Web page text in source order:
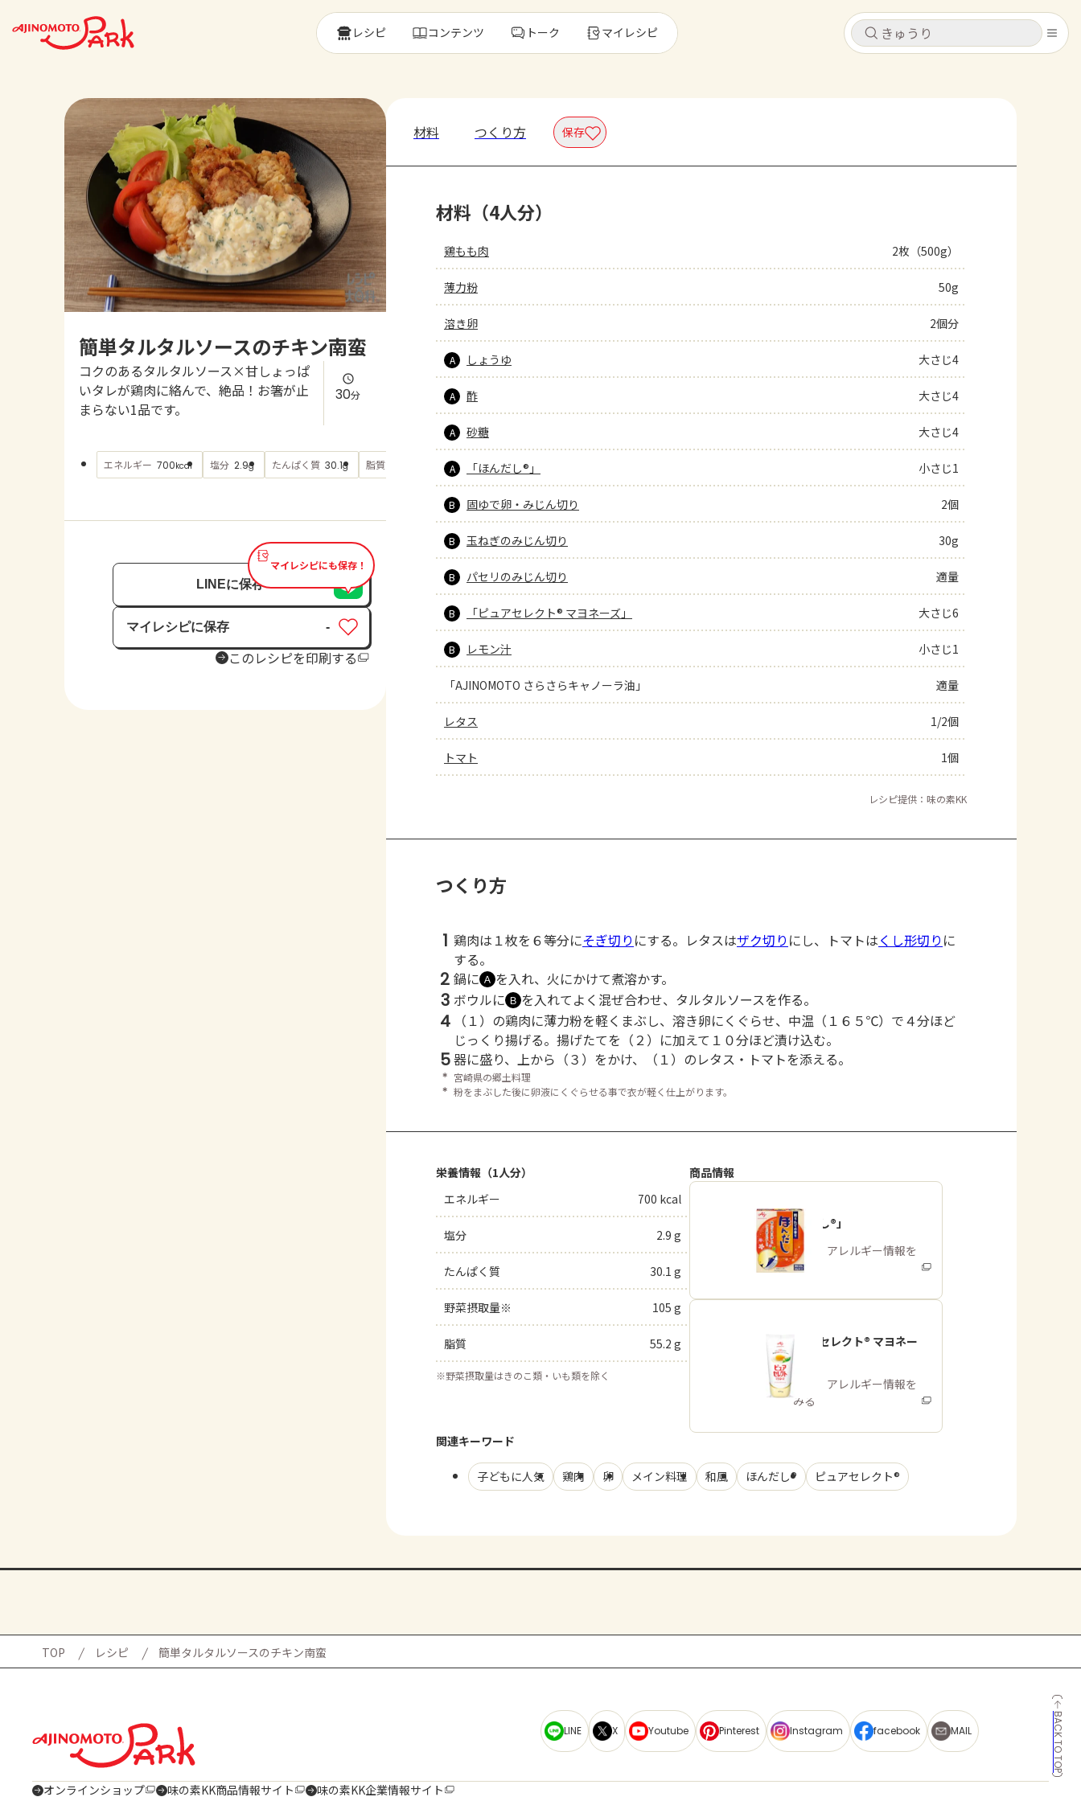
キャンセル
コンテンツ
レシピ
トーク
よくあるお問い合わせ
AJINOMOTO PARK とは
キャンセル
レシピ コンテンツ トーク マイレシピ
簡単タルタルソースのチキン南蛮
コクのあるタルタルソース×甘しょっぱ
いタレが鶏肉に絡んで、絶品！お箸が止
まらない1品です。
30分
エネルギー 700kcal 塩分 2.9g たんぱく質 30.1g 脂質 もっと見る
マイレシピにも保存！
LINEに保存
マイレシピに保存
保存済み
-
このレシピを印刷する
材料 つくり方 保存
材料（4人分）
鶏もも肉 2枚（500g）
薄力粉 50g
溶き卵 2個分
A しょうゆ 大さじ4
A 酢 大さじ4
A 砂糖 大さじ4
A 「ほんだし®」 小さじ1
B 固ゆで卵・みじん切り 2個
B 玉ねぎのみじん切り 30g
B パセリのみじん切り 適量
B 「ピュアセレクト® マヨネーズ」 大さじ6
B レモン汁 小さじ1
「AJINOMOTO さらさらキャノーラ油」 適量
レタス 1/2個
トマト 1個
レシピ提供：味の素KK
つくり方
1 鶏肉は１枚を６等分にそぎ切り にする。レタスはザク切り にし、トマトはくし形切り に
する。
2 鍋に Ａ を入れ、火にかけて煮溶かす。
3 ボウルに Ｂ を入れてよく混ぜ合わせ、タルタルソースを作る。
4
（１）の鶏肉に薄力粉を軽くまぶし、溶き卵にくぐらせ、中温（１６５℃）で４分ほど
じっくり揚げる。揚げたてを（２）に加えて１０分ほど漬け込む。
5器に盛り、上から（３）をかけ、（１）のレタス・トマトを添える。
＊ 宮崎県の郷土料理
＊ 粉をまぶした後に卵液にくぐらせる事で衣が軽く仕上がります。
栄養情報（1人分）
エネルギー
700 kcal
塩分 2.9 g
たんぱく質 30.1 g
野菜摂取量※ 105 g
脂質 55.2 g
※野菜摂取量はきのこ類・いも類を除く
商品情報
「ほんだし®」
商品・アレルギー情報を
みる
「ピュアセレクト® マヨネー
ズ」
商品・アレルギー情報を
みる
関連キーワード
子どもに人気 鶏肉 卵 メイン料理 和風 ほんだし® ピュアセレクト®
TOP レシピ 簡単タルタルソースのチキン南蛮
BACK TO TOP
LINE X Youtube Pinterest Instagram facebook MAIL
オンラインショップ 味の素KK商品情報サイト 味の素KK企業情報サイト